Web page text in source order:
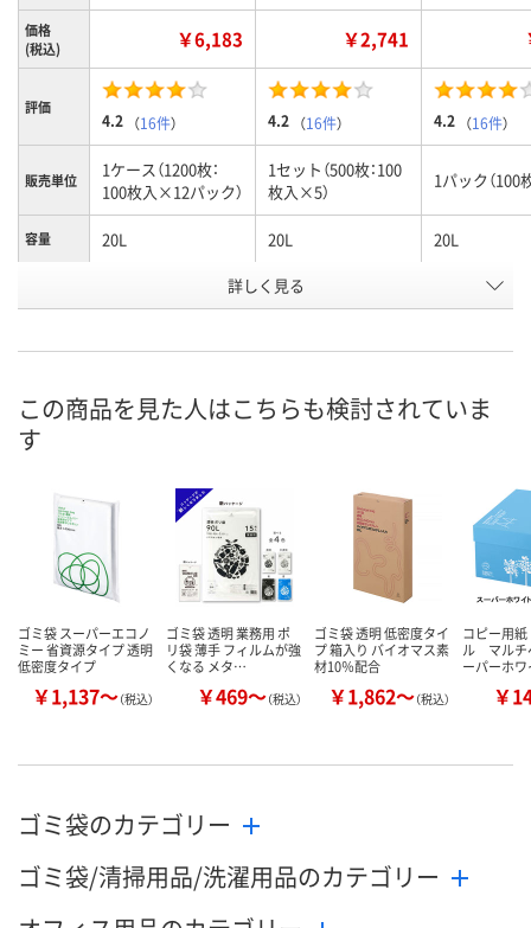
価格
(税込)
￥6,183 ￥2,741
評価
4.2 （16件） 4.2 （16件） 4.2 （16件）
販売単位
1ケース（1200枚：
100枚入×12パック）
1セット（500枚：100
枚入×5）
1パック（100
容量 20L 20L 20L
HE62586 KE57788
8月10日（月）
カゴへ カゴへ カ
詳しく見る
この商品を見た人はこちらも検討されていま
す
ゴミ袋 スーパーエコノ
ミー 省資源タイプ 透明
低密度タイプ
￥1,137～（税込）
ゴミ袋 透明 業務用 ポ
リ袋 薄手 フィルムが強
くなる メタ…
￥469～（税込）
ゴミ袋 透明 低密度タイ
プ 箱入り バイオマス素
材10％配合
￥1,862～（税込）
コピー用
ル マルチ
ーパーホワ
￥
ゴミ袋のカテゴリー
ゴミ袋/清掃用品/洗濯用品のカテゴリー